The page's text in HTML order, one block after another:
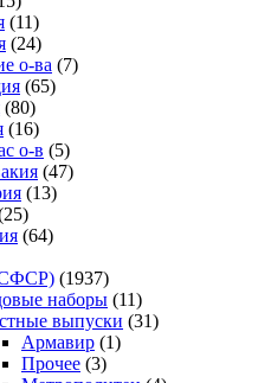
(11)
(24)
о-ва (7)
(65)
(80)
(16)
о-в (5)
(47)
(13)
(64)
(1937)
наборы (11)
выпуски (31)
Армавир (1)
Прочее (3)